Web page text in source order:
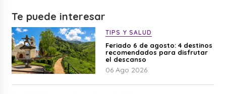
Te puede interesar
TIPS Y SALUD
Feriado 6 de agosto: 4 destinos
recomendados para disfrutar
el descanso
06 Ago 2026